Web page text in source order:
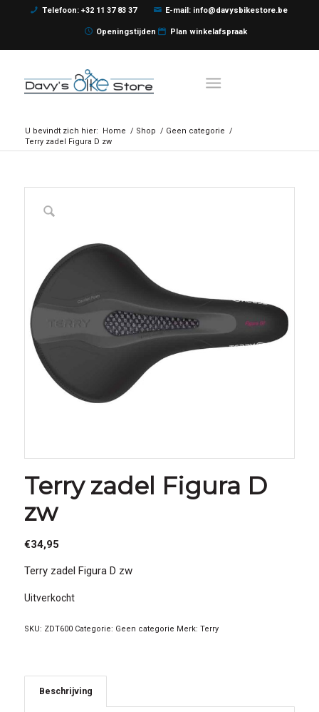
Telefoon: +32 11 37 83 37 E-mail: info@davysbikestore.be
Openingstijden Plan winkelafspraak
U bevindt zich hier: Home / Shop / Geen categorie /
Terry zadel Figura D zw
Terry zadel Figura D
zw
€34,95
Terry zadel Figura D zw
Uitverkocht
SKU: ZDT600 Categorie: Geen categorie Merk: Terry
Beschrijving